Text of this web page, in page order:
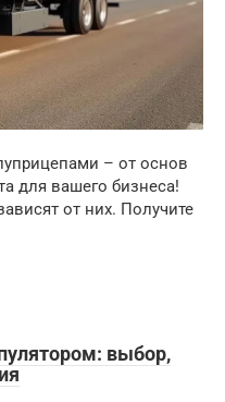
– от основ
для вашего бизнеса!
от них. Получите
выбор,